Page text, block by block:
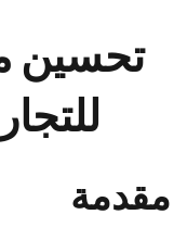
تحسين
مقدمة